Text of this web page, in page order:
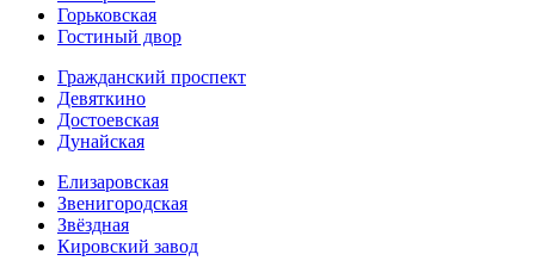
Горьковская
Гостиный двор
Гражданский проспект
Девяткино
Достоевская
Дунайская
Елизаровская
Звенигородская
Звёздная
Кировский завод